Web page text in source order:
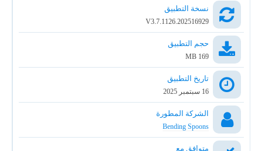
نسخة التطبيق
V3.7.1126.202516929
حجم التطبيق
169 MB
تاريخ التطبيق
16 سبتمبر 2025
الشركة المطورة
Bending Spoons
متوافق مع